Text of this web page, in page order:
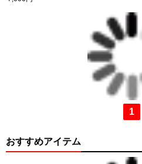
1
おすすめアイテム